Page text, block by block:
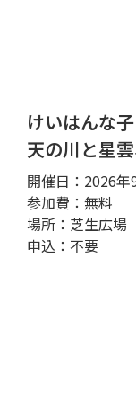
けいはんな
天の川と星
開催日：2026年
参加費：無料
場所：芝生広
申込：不要